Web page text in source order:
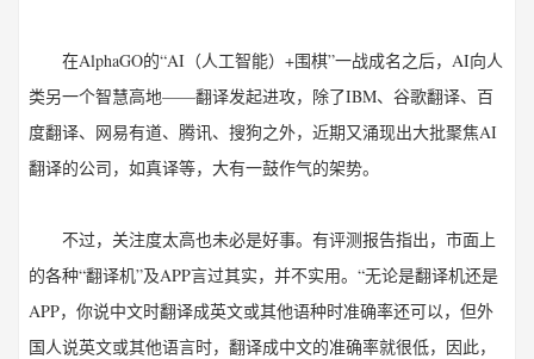
在AlphaGO的“AI（人工智能）+围棋”一战成名之后，AI向人
类另一个智慧高地——翻译发起进攻，除了IBM、谷歌翻译、百
度翻译、网易有道、腾讯、搜狗之外，近期又涌现出大批聚焦AI
翻译的公司，如真译等，大有一鼓作气的架势。
不过，关注度太高也未必是好事。有评测报告指出，市面上
的各种“翻译机”及APP言过其实，并不实用。“无论是翻译机还是
APP，你说中文时翻译成英文或其他语种时准确率还可以，但外
国人说英文或其他语言时，翻译成中文的准确率就很低，因此，